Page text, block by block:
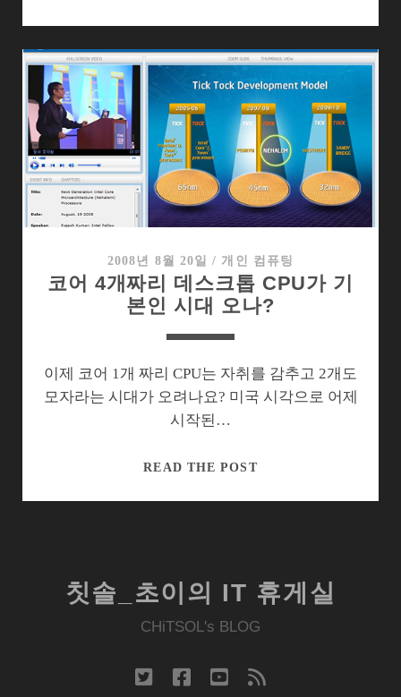
우
는
인
텔
차
세
대
CPU
키
텍
처
2008년 8월 20일 / 개인 컴퓨팅
코어 4개짜리 데스크톱 CPU가 기
본인 시대 오나?
이제 코어 1개 짜리 CPU는 자취를 감추고 2개도
모자라는 시대가 오려나요? 미국 시각으로 어제
시작된…
READ THE POST코
데
스
CPU
칫솔_초이의 IT 휴게실
CHiTSOL's BLOG
twitterfacebook
youtube
rss